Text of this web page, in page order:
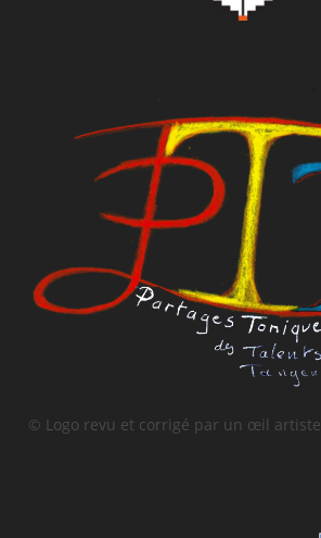
© Logo revu et corrigé par un œil artiste